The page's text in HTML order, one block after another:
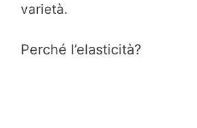
varietà.
Perché l’elasticità?